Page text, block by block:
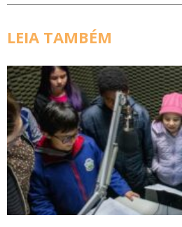
LEIA TAMBÉM